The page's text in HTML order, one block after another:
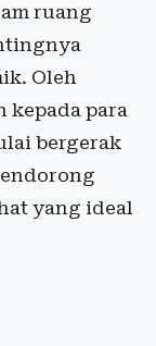
ruang
Oleh
kepada para
bergerak
yang ideal